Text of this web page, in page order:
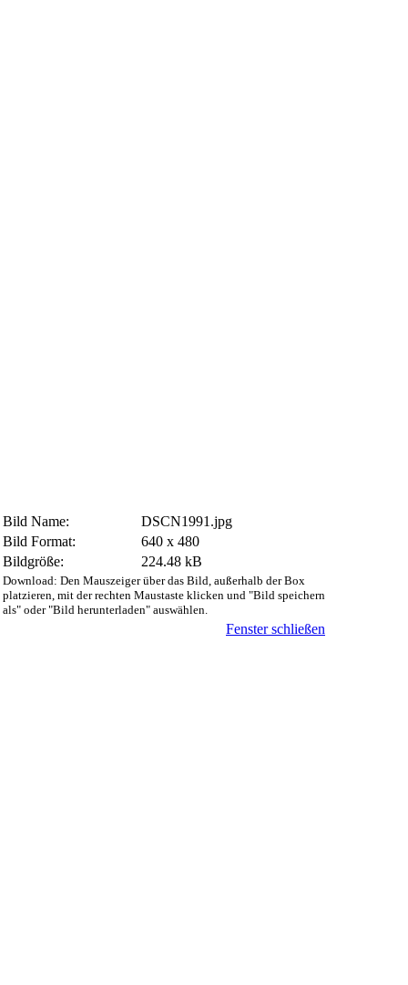
Bild Name:
DSCN1991.jpg
Bild Format:
640 x 480
Bildgröße:
224.48 kB
Download: Den Mauszeiger über das Bild, außerhalb der Box
platzieren, mit der rechten Maustaste klicken und "Bild speichern
als" oder "Bild herunterladen" auswählen.
Fenster schließen